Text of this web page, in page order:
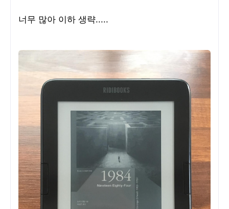
너무 많아 이하 생략.....